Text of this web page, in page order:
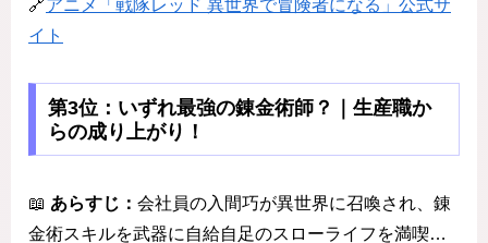
🔗アニメ「戦隊レッド 異世界で冒険者になる」公式サ
イト
第3位：いずれ最強の錬金術師？｜生産職か
らの成り上がり！
📖 あらすじ： 会社員の入間巧が異世界に召喚され、錬
金術スキルを武器に自給自足のスローライフを満喫…